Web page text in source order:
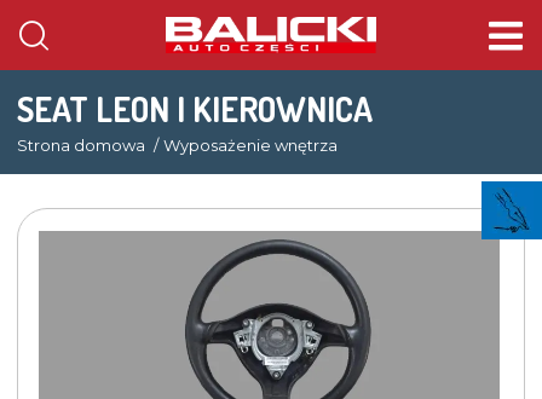
SEAT LEON I KIEROWNICA
Strona domowa Wyposażenie wnętrza